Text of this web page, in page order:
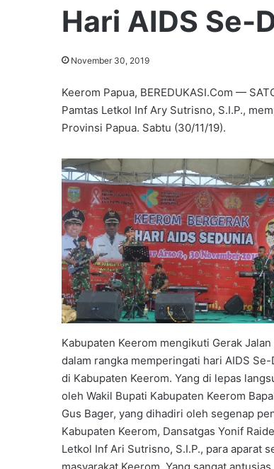
Hari AIDS Se-
November 30, 2019
Keerom Papua, BEREDUKASI.Com —
Pamtas Letkol Inf Ary Sutrisno, S.I.P.,
Provinsi Papua. Sabtu (30/11/19).
Kabupaten Keerom mengikuti Gerak Jalan
dalam rangka memperingati hari AIDS Se-
di Kabupaten Keerom. Yang di lepas
oleh Wakil Bupati Kabupaten Keerom
Gus Bager, yang dihadiri oleh segenap
Kabupaten Keerom, Dansatgas Yonif
Letkol Inf Ari Sutrisno, S.I.P., para aparat